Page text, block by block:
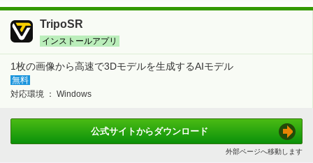
TripoSR
インストールアプリ
1枚の画像から高速で3Dモデルを生成するAIモデル
無料
対応環境 ： Windows
公式サイトからダウンロード
外部ページへ移動します